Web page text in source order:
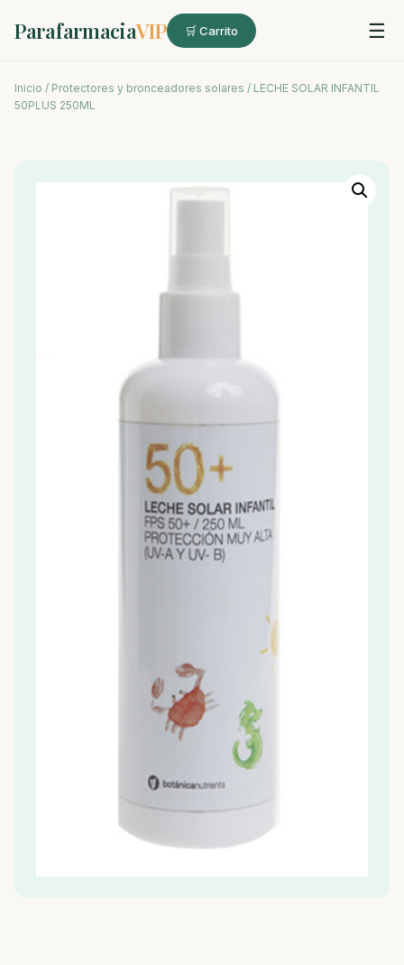
ParafarmaciaVIP 🛒 Carrito ☰
Inicio / Protectores y bronceadores solares / LECHE SOLAR INFANTIL
50PLUS 250ML